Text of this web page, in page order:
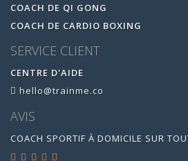
COACH DE QI GONG
COACH DE CARDIO BOXING
SERVICE CLIENT
CENTRE D'AIDE
hello@trainme.co
AVIS
COACH SPORTIF À DOMICILE SUR